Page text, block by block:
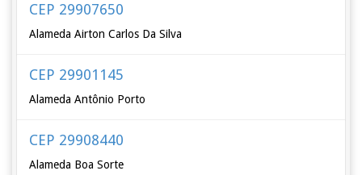
CEP 29907650
Alameda Airton Carlos Da Silva
CEP 29901145
Alameda Antônio Porto
CEP 29908440
Alameda Boa Sorte